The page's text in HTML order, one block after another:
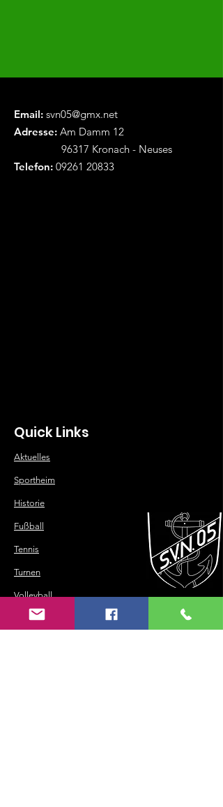
Email: svn05@gmx.net
Adresse: Am Damm 12
96317 Kronach - Neuses
Telefon: 09261 20833
Aktuelles
Sportheim
Historie
Fußball
Tennis
Turnen
Volleyball
Tischtennis
Quick Links